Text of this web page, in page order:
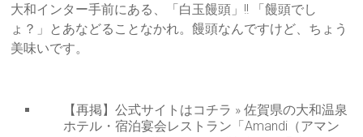
大和インター手前にある、「白玉饅頭」!! 「饅頭でし
ょ？」とあなどることなかれ。饅頭なんですけど、ちょう
美味いです。
【再掲】公式サイトはコチラ » 佐賀県の大和温泉
ホテル・宿泊宴会レストラン「Amandi（アマン